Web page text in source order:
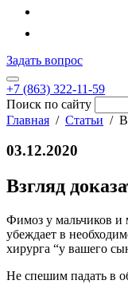
Задать вопрос
+7 (863) 322-11-59
Поиск по сайту
Главная
Статьи
03.12.2020
Взгляд
Фимоз у мальчиков и
убеждает в
хирурга “у вашего
Не спешим падать в